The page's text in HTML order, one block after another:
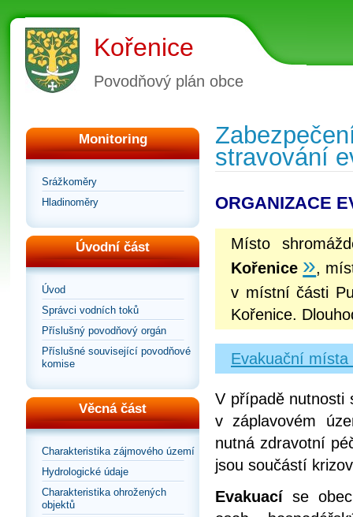
Kořenice
Povodňový plán obce
Monitoring
Srážkoměry
Hladinoměry
Úvodní část
Úvod
Správci vodních toků
Příslušný povodňový orgán
Příslušné související povodňové
komise
Věcná část
Charakteristika zájmového území
Hydrologické údaje
Charakteristika ohrožených
objektů
stravování
ORGANIZACE
Místo
Kořenice »,
v místní části
Kořenice.
Evakuační
V případě nutnosti
v záplavovém
nutná zdravotní
jsou součástí
Evakuací se